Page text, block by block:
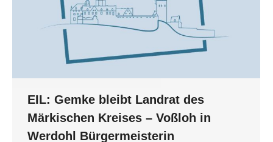
EIL: Gemke bleibt Landrat des
Märkischen Kreises – Voßloh in
Werdohl Bürgermeisterin